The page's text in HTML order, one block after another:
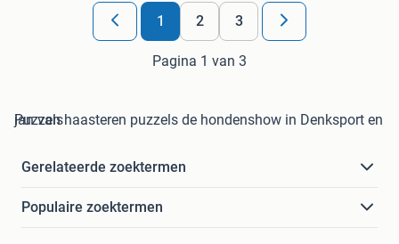
1 2 3
Pagina 1 van 3
jan van haasteren puzzels de hondenshow in Denksport en Puzzels
Gerelateerde zoektermen
Populaire zoektermen